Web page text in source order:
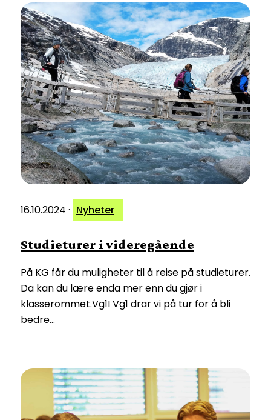
16.10.2024 · Nyheter
Studieturer i videregående
På KG får du muligheter til å reise på studieturer.
Da kan du lære enda mer enn du gjør i
klasserommet.Vg1I Vg1 drar vi på tur for å bli
bedre…